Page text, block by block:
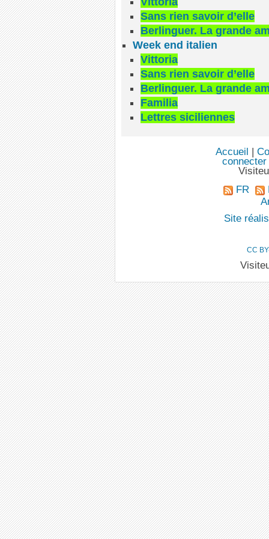
Sans rien savoir d’elle
Berlinguer. La grande
Week end italien
Vittoria
Sans rien savoir d’elle
Berlinguer. La grande
Familia
Lettres siciliennes
Accueil
connecter
FR
Site
CC